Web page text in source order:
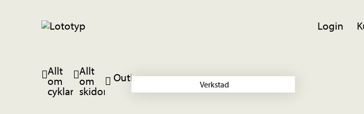
Login
Allt
om
cyklar
Allt
om
skidor
Outlet
Verkstad